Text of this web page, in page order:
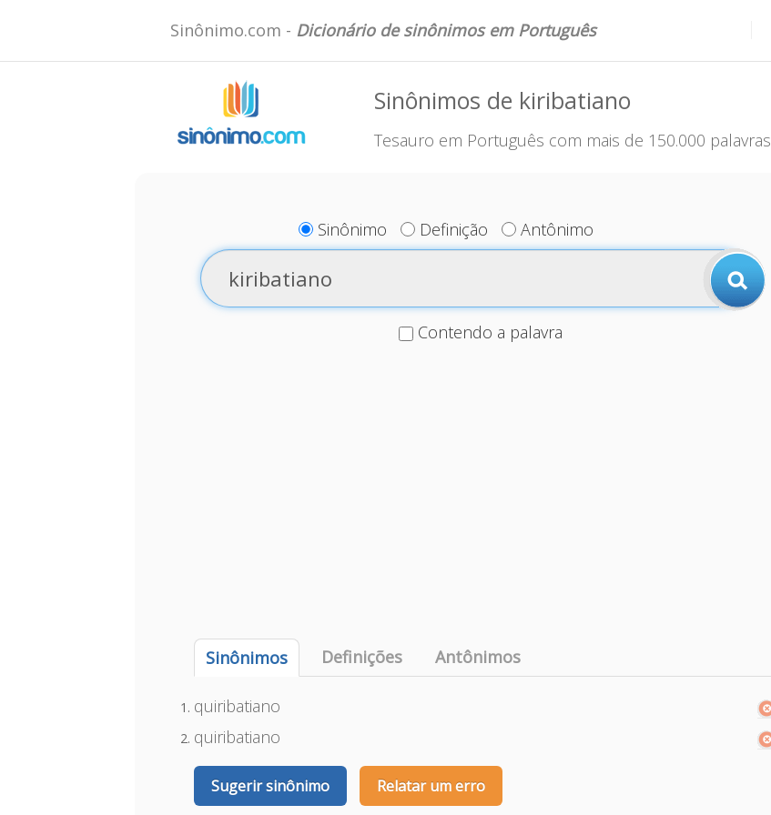
Sinônimo.com - Dicionário de sinônimos em Português
Sinônimos de kiribatiano
Tesauro em Português com mais de 150.000 palavras
Sinônimo Definição Antônimo
Contendo a palavra
Sinônimos Definições Antônimos
quiribatiano
quiribatiano
Sugerir sinônimo Relatar um erro